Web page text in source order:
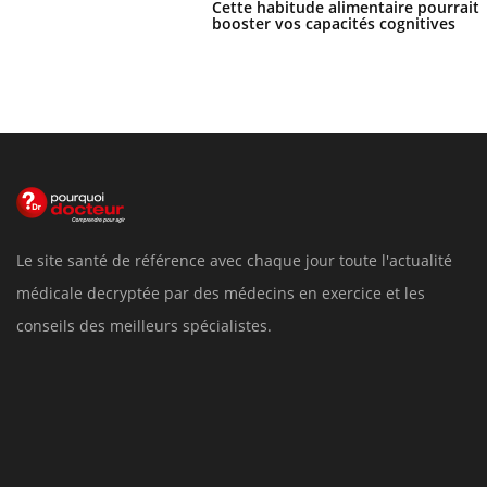
Cette habitude alimentaire pourrait
booster vos capacités cognitives
Le site santé de référence avec chaque jour toute l'actualité
médicale decryptée par des médecins en exercice et les
conseils des meilleurs spécialistes.